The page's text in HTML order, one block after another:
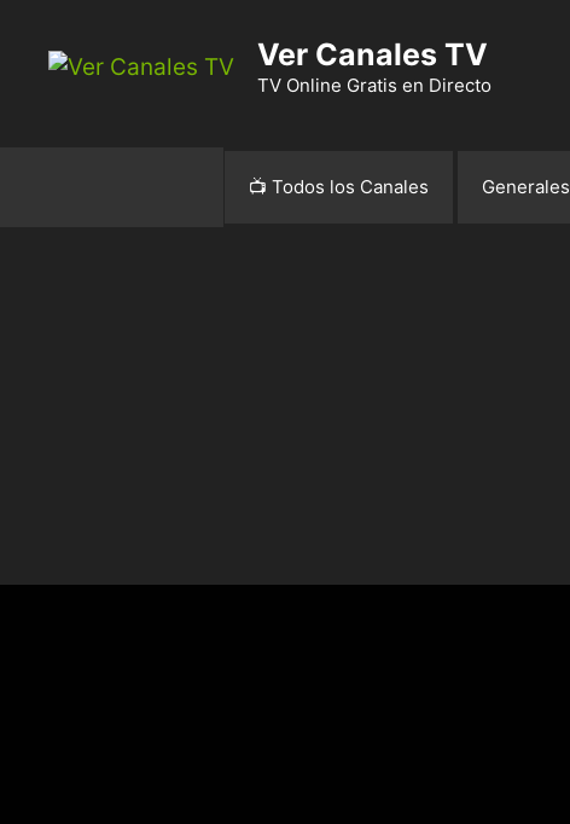
Ver Canales TV
TV Online Gratis en Directo
📺 Todos los Canales Generales